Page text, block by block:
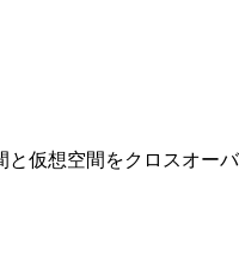
仮想空間をクロスオー